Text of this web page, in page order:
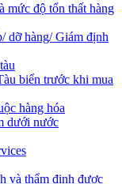
mức độ tổn thất hàng
dỡ hàng/ Giám định
biển trước khi mua
hàng hóa
dưới nước
và thẩm định được